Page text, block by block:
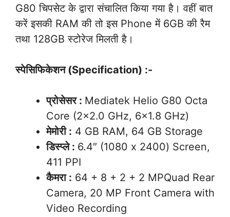
G80 चिपसेट के द्वारा संचालित किया गया है। वहीं बात
करें इसकी RAM की तो इस Phone में 6GB की रैम
तथा 128GB स्टोरेज मिलती है।
स्पेसिफिकेशन (Specification) :-
प्रोसेसर : Mediatek Helio G80 Octa
Core (2×2.0 GHz, 6×1.8 GHz)
मेमोरी : 4 GB RAM, 64 GB Storage
डिस्प्ले : 6.4″ (1080 x 2400) Screen,
411 PPI
कैमरा : 64 + 8 + 2 + 2 MPQuad Rear
Camera, 20 MP Front Camera with
Video Recording